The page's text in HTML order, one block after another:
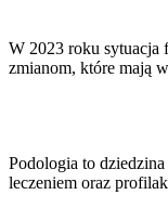
W 2023 roku sytuacja
zmianom, które mają
Podologia to
leczeniem oraz